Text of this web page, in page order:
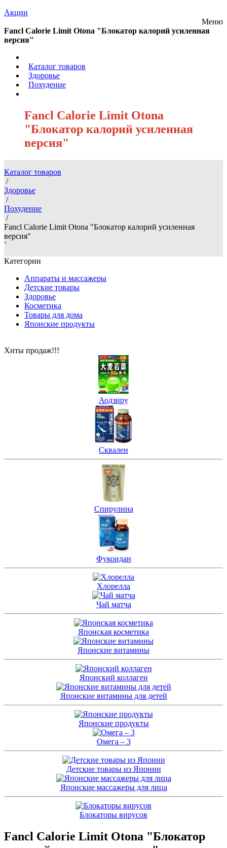
Акции
Меню
Fancl Calorie Limit Otona "Блокатор калорий усиленная
версия"
Каталог товаров
Здоровье
Похудение
Fancl Calorie Limit Otona
"Блокатор калорий усиленная
версия"
Каталог товаров
/
Здоровье
/
Похудение
/
Fancl Calorie Limit Otona "Блокатор калорий усиленная
версия"
`
Категории
Аппараты и массажеры
Детские товары
Здоровье
Косметика
Товары для дома
Японские продукты
Хиты продаж!!!
Аодзиру
Сквален
Спирулина
Фукоидан
Хлорелла
Чай матча
Японская косметика
Японские витамины
Японский коллаген
Японские витамины для детей
Японские продукты
Омега – 3
Детские товары из Японии
Японские массажеры для лица
Блокаторы вирусов
Fancl Calorie Limit Otona "Блокатор